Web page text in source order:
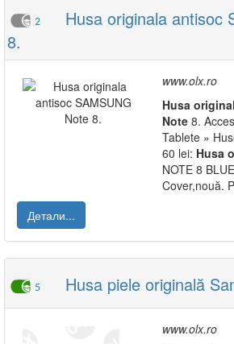
2
Husa originala antisoc
8.
www.olx.ro
Husa
Note 8.
Tablete »
60 lei: Husa
NOTE 8
Cover,nouă.
Детали...
5 Husa piele originală
www.olx.ro